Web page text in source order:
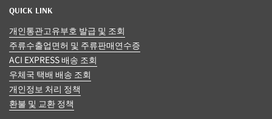
QUICK LINK
개인통관고유부호 발급 및 조회
주류수출업면허 및 주류판매연수증
ACI EXPRESS 배송 조회
우체국 택배 배송 조회
개인정보 처리 정책
환불 및 교환 정책